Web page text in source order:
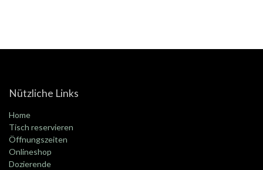
Nützliche Links
Home
Tisch reservieren
Öffnungszeiten
Onlineshop
Dozierende